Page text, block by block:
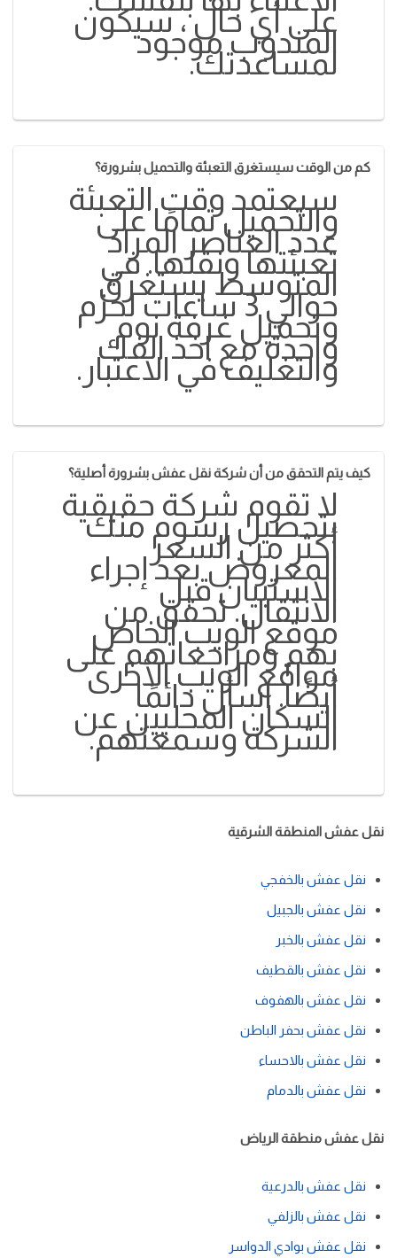
على أي حال ، سيكون
المندوب موجود
لمساعدتك.
كم من الوقت سيستغرق التعبئة والتحميل بشرورة؟
سيعتمد وقت التعبئة
والتحميل تمامًا على
عدد العناصر المراد
تعبئتها ونقلها. في
المتوسط ​​يستغرق
حوالي 3 ساعات لحزم
وتحميل غرفة نوم
واحدة مع اخذ الفك
والتغليف في الاعتبار.
كيف يتم التحقق من أن شركة نقل عفش بشرورة أصلية؟
لا تقوم شركة حقيقية
بتحصيل رسوم منك
أكثر من السعر
المعروض بعد إجراء
الاستبيان قبل
الانتقال. تحقق من
موقع الويب الخاص
بهم ومراجعاتهم على
مواقع الويب الأخرى
أيضًا. اسأل دائمًا
السكان المحليين عن
الشركة وسمعتهم.
نقل عفش المنطقة الشرقية
نقل عفش بالخفجي
نقل عفش بالجبيل
نقل عفش بالخبر
نقل عفش بالقطيف
نقل عفش بالهفوف
نقل عفش بحفر الباطن
نقل عفش بالاحساء
نقل عفش بالدمام
نقل عفش منطقة الرياض
نقل عفش بالدرعية
نقل عفش بالزلفي
نقل عفش بوادي الدواسر